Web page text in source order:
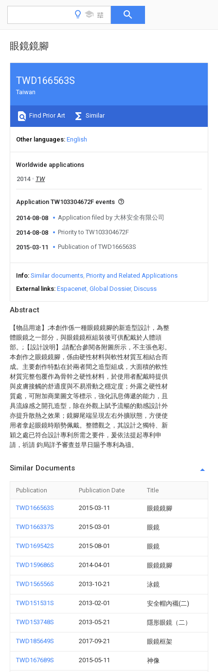
眼鏡鏡腳
Abstract
【物品用途】;本創作係一種眼鏡鏡腳的新造型設計，為整
體眼鏡之一部分，與眼鏡鏡框組裝後可供配戴於人體頭
部。;【設計說明】;請配合參閱各附圖所示，不主張色彩。
本創作之眼鏡鏡腳，係由硬性材料與軟性材質互相結合而
成。主要創作特點在於兩者間之造型組成，大面積的軟性
材質完整包覆作為骨幹之硬性材料，於使用者配戴時提供
與皮膚接觸的舒適度與不易滑動之穩定度；外露之硬性材
質處，可附加商業圖文等標示，強化訊息傳遞的能力，且
具流線感之開孔造型，除在外觀上賦予流暢的動感設計外
亦提升散熱之效果；鏡腳尾端呈現左右外擴狀態，方便使
用者拿起眼鏡時順勢佩戴。整體觀之，其設計之獨特、新
穎之處已符合設計專利所需之要件，爰依法提起專利申
請，祈請 鈞局詳予審查並早日賜予專利為禱。
TWD166563S
Taiwan
Find Prior Art Similar
Other languages English
Worldwide applications
2014
TW
Application TW103304672F events
2014-08-08 Application filed by 大林安全有限公司
2014-08-08 Priority to TW103304672F
2015-03-11 Publication of TWD166563S
Info Similar documents Priority and Related Applications
External links Espacenet Global Dossier Discuss
Similar Documents
Publication Publication Date Title
TWD166563S 2015-03-11 眼鏡鏡腳
TWD166337S 2015-03-01 眼鏡
TWD169542S 2015-08-01 眼鏡
TWD159686S 2014-04-01 眼鏡鏡腳
TWD156556S 2013-10-21 泳鏡
TWD151531S 2013-02-01 安全帽內襯(二)
TWD153748S 2013-05-21 隱形眼鏡（二）
TWD185649S 2017-09-21 眼鏡框架
TWD167689S 2015-05-11 神像